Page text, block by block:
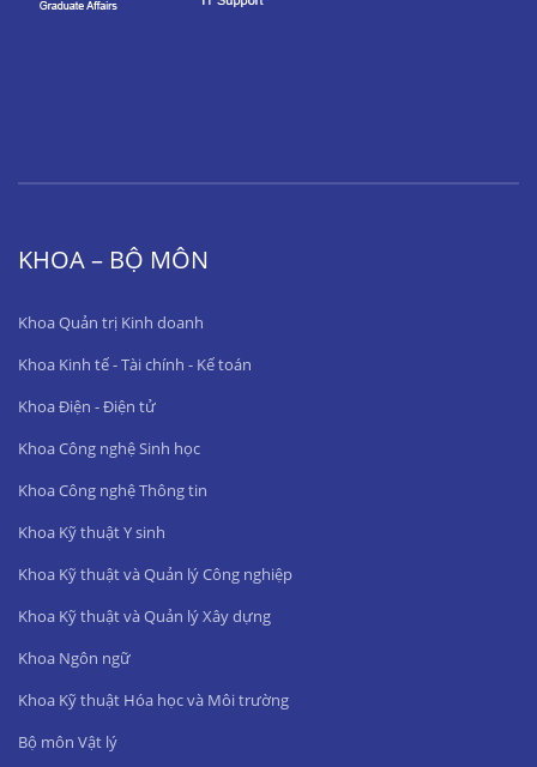
KHOA – BỘ MÔN
Khoa Quản trị Kinh doanh
Khoa Kinh tế - Tài chính - Kế toán
Khoa Điện - Điện tử
Khoa Công nghệ Sinh học
Khoa Công nghệ Thông tin
Khoa Kỹ thuật Y sinh
Khoa Kỹ thuật và Quản lý Công nghiệp
Khoa Kỹ thuật và Quản lý Xây dựng
Khoa Ngôn ngữ
Khoa Kỹ thuật Hóa học và Môi trường
Bộ môn Vật lý